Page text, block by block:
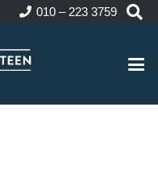
010 – 223 3759